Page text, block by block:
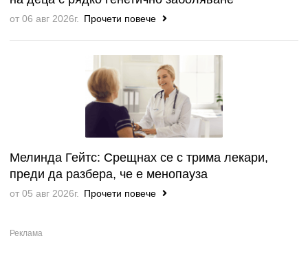
от 06 авг 2026г. Прочети повече
Мелинда Гейтс: Срещнах се с трима лекари,
преди да разбера, че е менопауза
от 05 авг 2026г. Прочети повече